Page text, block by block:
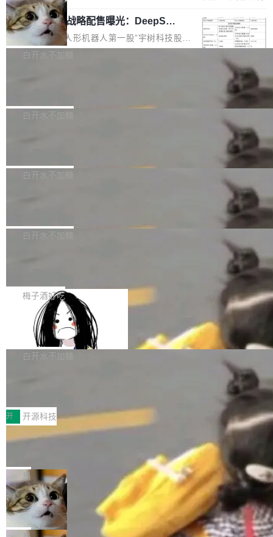
家基线 95.4%。 不是又一个 coding agent 包装
器 Prime Agent 的架构和市面上大多数 coding
agent 有本质区别。大多数 agent harness 的设
计是基于早期模型的能力—...
是项目级别的官方立场，目前由五个团队采纳，
但它可能是主流开源项目中关于 AI 辅助贡献最
细致的一份规则。 政策的核心只有一句话：LLM
可以用来分析、提炼、审阅、建议，但不能用来
不得生成涉及安全性的关键变更，除非作者本身
宇树科技 IPO 战略配售曝光：DeepSe
ek 获配 93.3 万股，锁定 36 个月
8月6日晚间，“人形机器人第一股”宇树科技股份
有限公司披露IPO发行价格及战略配售结果，杭
36个月。 公告显示，本次宇树科技战略配售对
员工参与设立的专项资产管理计划。其中，Dee
获配9...
白开水不加糖
Bug fixes and enhancements 修复多次传递同
一个回归问题，该问题导致拉取镜像时会拒绝包
题，该问题可能导致在旧版 Linux 内核...
白开水不加糖
e 孵化器项目管理委员会（IPMC）投票中获得
P）！这一里程碑不仅标志着 Fluss 迈入新的发
白开水不加糖
长期停止内容更新，未能实现其作为“AI版维基百
提交的编辑请求也长期处于待处理状态。 Groki
pedia 于去年底上线，定位为由人工智能生成内
容的百科平台，被马斯克视为传统众包百科网站
维基百科的替代方案。Lawfare 调查发现，无论
热门页面还是低关注度页面，均未出现近期更
白开水不加糖
是这样的：配 MessageSource 的 Bean、写 R
eloadableResourceBundleMessageSource、
声明 LocaleResolver、注册 LocaleChangeInt
erceptor…五六步之后才能看到第一行翻译文
本。 Solon 换了个方式。整个 i18n 模块围绕三
梅子酒好吃
Apache Doris 4.1 全面增强 Iceberg：
支持 UPDATE、MERGE INTO 与 Iceb
erg V3
Apache Doris 4.1 要补齐的，正是缺失的那一
半。在已有查询能力的基础上，Doris 进一步支
常维护操作，并完整支持 Iceberg V3 格式。
白开水不加糖
村国家自主创新示范区会议中心开幕。本届大会
由中关村智联软件服务业质量创新联盟主办，以
“智构可信·质创未来——AI原生时代的质量新范
式”为主题，直面AI从实验室走向规模化产业落地
的核心质量命题。会上，《2026智能研发生产力
工具选型手册》发布，Testin云测的Testin XAge
nt智能测试系统入选AI测试领域代表产品。对CI
O而言，这提示了一个转变：AI测试正在从效率
工具升级为企业的质量基础设施。 CIO面对的新
开 开源科技
让非法状态不可表示：一篇关于 ADT
有一种东西，一旦用过就回不去了。Alex Fedos
eev 管它叫"软件设计的基石"。 他说的东西不新
鲜——代数数据类型（ADT），尤其是和类型
（sum type）。但他说清楚了一件事：这不是类
型系统的学术体操，是日常编码的思维方式。 文
章从一个简单的例子切入。一个网站的深色主题
局
Cloudflare 开源内部企业 AI 平台 Clou
dflare OS
Cloudflare 发布了一个开源项目 Cloudflare O
S。如果你只看官方博客，你会觉得这是又一